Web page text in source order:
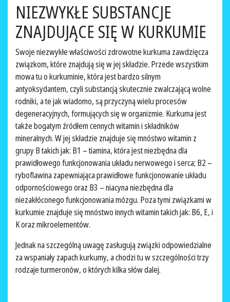
NIEZWYKŁE SUBSTANCJE
ZNAJDUJĄCE SIĘ W KURKUMIE
Swoje niezwykłe właściwości zdrowotne kurkuma zawdzięcza
związkom, które znajdują się w jej składzie. Przede wszystkim
mowa tu o kurkuminie, która jest bardzo silnym
antyoksydantem, czyli substancją skutecznie zwalczającą wolne
rodniki, a te jak wiadomo, są przyczyną wielu procesów
degeneracyjnych, formujących się w organizmie. Kurkuma jest
także bogatym źródłem cennych witamin i składników
mineralnych. W jej składzie znajduje się mnóstwo witamin z
grupy B takich jak: B1 – tiamina, która jest niezbędna dla
prawidłowego funkcjonowania układu nerwowego i serca; B2 –
ryboflawina zapewniająca prawidłowe funkcjonowanie układu
odpornościowego oraz B3 – niacyna niezbędna dla
niezakłóconego funkcjonowania mózgu. Poza tymi związkami w
kurkumie znajduje się mnóstwo innych witamin takich jak: B6, E, i
K oraz mikroelementów.
Jednak na szczególną uwagę zasługują związki odpowiedzialne
za wspaniały zapach kurkumy, a chodzi tu w szczególności trzy
rodzaje turmeronów, o których kilka słów dalej.